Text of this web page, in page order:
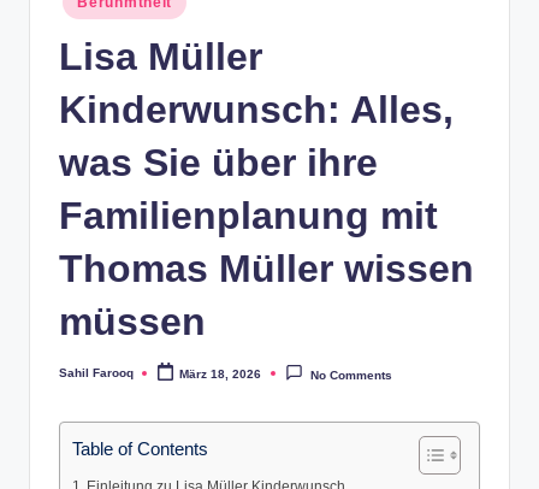
in
Lisa Müller
Kinderwunsch: Alles,
was Sie über ihre
Familienplanung mit
Thomas Müller wissen
müssen
Posted
Sahil Farooq März 18, 2026 No Comments
Table of Contents